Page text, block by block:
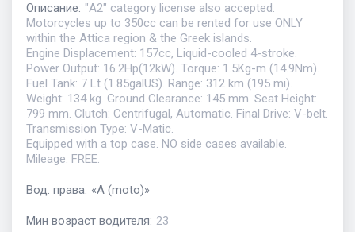
Описание: "A2" category license also accepted.
Motorcycles up to 350cc can be rented for use ONLY
within the Attica region & the Greek islands.
Engine Displacement: 157cc, Liquid-cooled 4-stroke.
Power Output: 16.2Hp(12kW). Torque: 1.5Kg-m (14.9Nm).
Fuel Tank: 7 Lt (1.85galUS). Range: 312 km (195 mi).
Weight: 134 kg. Ground Clearance: 145 mm. Seat Height:
799 mm. Clutch: Centrifugal, Automatic. Final Drive: V-belt.
Transmission Type: V-Matic.
Equipped with a top case. NO side cases available.
Mileage: FREE.
Вод. права: «A (moto)»
Мин возраст водителя: 23